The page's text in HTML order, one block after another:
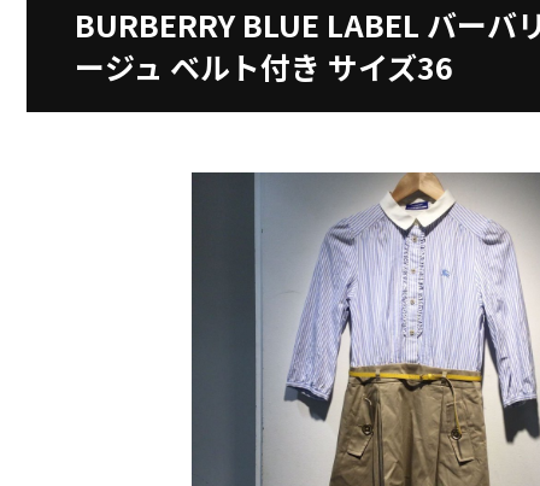
BURBERRY BLUE LABEL バー
ージュ ベルト付き サイズ36